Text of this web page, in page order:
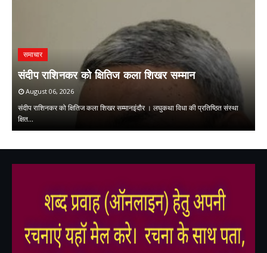
समाचार
संदीप राशिनकर को क्षितिज कला शिखर सम्मान
August 06, 2026
संदीप राशिनकर को क्षितिज कला शिखर सम्मानइंदौर । लघुकथा विधा की प्रतिष्ठित संस्था
क्षित…